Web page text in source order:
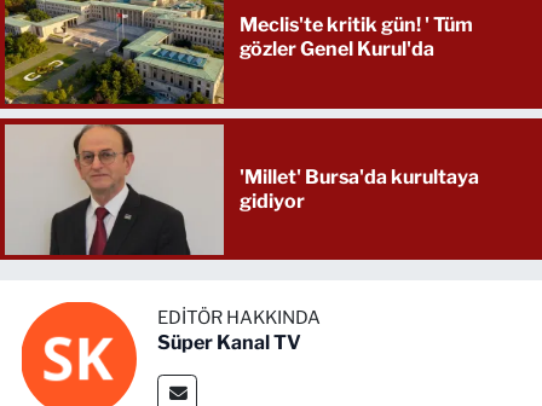
Meclis'te kritik gün! ' Tüm
gözler Genel Kurul'da
'Millet' Bursa'da kurultaya
gidiyor
EDITÖR HAKKINDA
Süper Kanal TV